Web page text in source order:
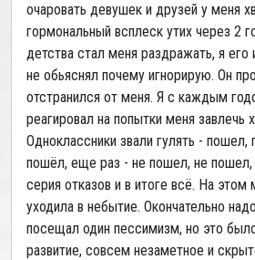
очаровать девушек и друзей у меня
гормональный всплеск утих через 2
детства стал меня раздражать, я его
не обьяснял почему игнорирую. Он
отстранился от меня. Я с каждым
реагировал на попытки меня завлечь
Одноклассники звали гулять -
пошёл, еще раз - не пошел, не
серия отказов и в итоге всё. На этом
уходила в небытие. Окончательно
посещал один пессимизм, но это
развитие, совсем незаметное и